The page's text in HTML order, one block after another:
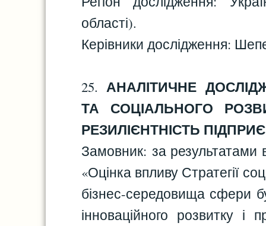
області).
Керівники дослідження:
25. АНАЛІТИЧНЕ
ТА СОЦІАЛЬНОГО
РЕЗИЛІЄНТНІСТЬ
Замовник: за результатами
«Оцінка впливу Стратегії
бізнес-середовища сфери
інноваційного розвитку і